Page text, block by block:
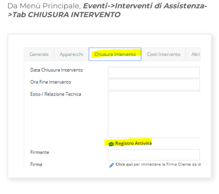
Da Menù Principale, Eventi->Interventi di Assistenza-
>Tab CHIUSURA INTERVENTO